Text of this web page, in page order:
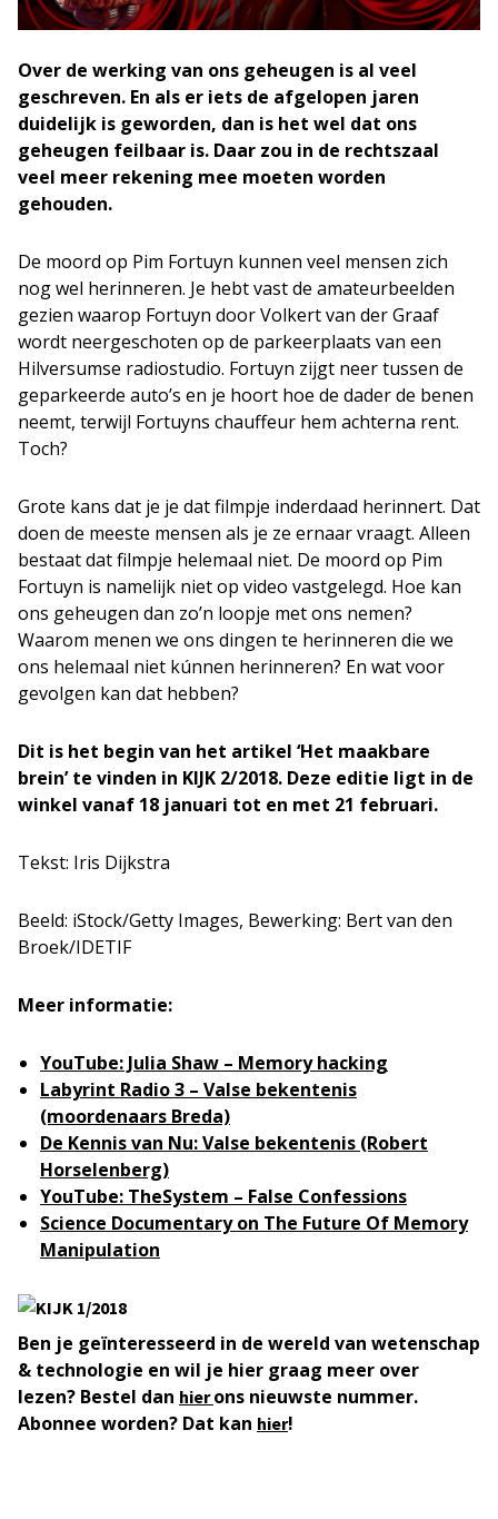
Over de werking van ons geheugen is al veel
geschreven. En als er iets de afgelopen jaren
duidelijk is geworden, dan is het wel dat ons
geheugen feilbaar is. Daar zou in de rechtszaal
veel meer rekening mee moeten worden
gehouden.
De moord op Pim Fortuyn kunnen veel mensen zich
nog wel herinneren. Je hebt vast de amateurbeelden
gezien waarop Fortuyn door Volkert van der Graaf
wordt neergeschoten op de parkeerplaats van een
Hilversumse radiostudio. Fortuyn zijgt neer tussen de
geparkeerde auto’s en je hoort hoe de dader de benen
neemt, terwijl Fortuyns chauffeur hem achterna rent.
Toch?
Grote kans dat je je dat filmpje inderdaad herinnert. Dat
doen de meeste mensen als je ze ernaar vraagt. Alleen
bestaat dat filmpje helemaal niet. De moord op Pim
Fortuyn is namelijk niet op video vastgelegd. Hoe kan
ons geheugen dan zo’n loopje met ons nemen?
Waarom menen we ons dingen te herinneren die we
ons helemaal niet kúnnen herinneren? En wat voor
gevolgen kan dat hebben?
Dit is het begin van het artikel ‘Het maakbare
brein’ te vinden in KIJK 2/2018. Deze editie ligt in de
winkel vanaf 18 januari tot en met 21 februari.
Tekst: Iris Dijkstra
Beeld: iStock/Getty Images, Bewerking: Bert van den
Broek/IDETIF
Meer informatie:
YouTube: Julia Shaw – Memory hacking
Labyrint Radio 3 – Valse bekentenis
(moordenaars Breda)
De Kennis van Nu: Valse bekentenis (Robert
Horselenberg)
YouTube: TheSystem – False Confessions
Science Documentary on The Future Of Memory
Manipulation
Ben je geïnteresseerd in de wereld van wetenschap
& technologie en wil je hier graag meer over
lezen? Bestel dan hierons nieuwste nummer.
Abonnee worden? Dat kan hier!